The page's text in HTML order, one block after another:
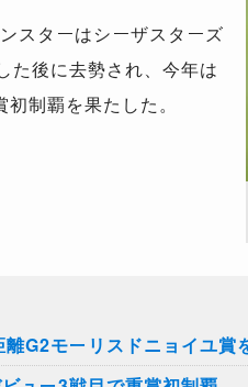
スターはシーザスターズ
た後に去勢され、今年は
制覇を果たした。
G2モーリスドニョイユ賞